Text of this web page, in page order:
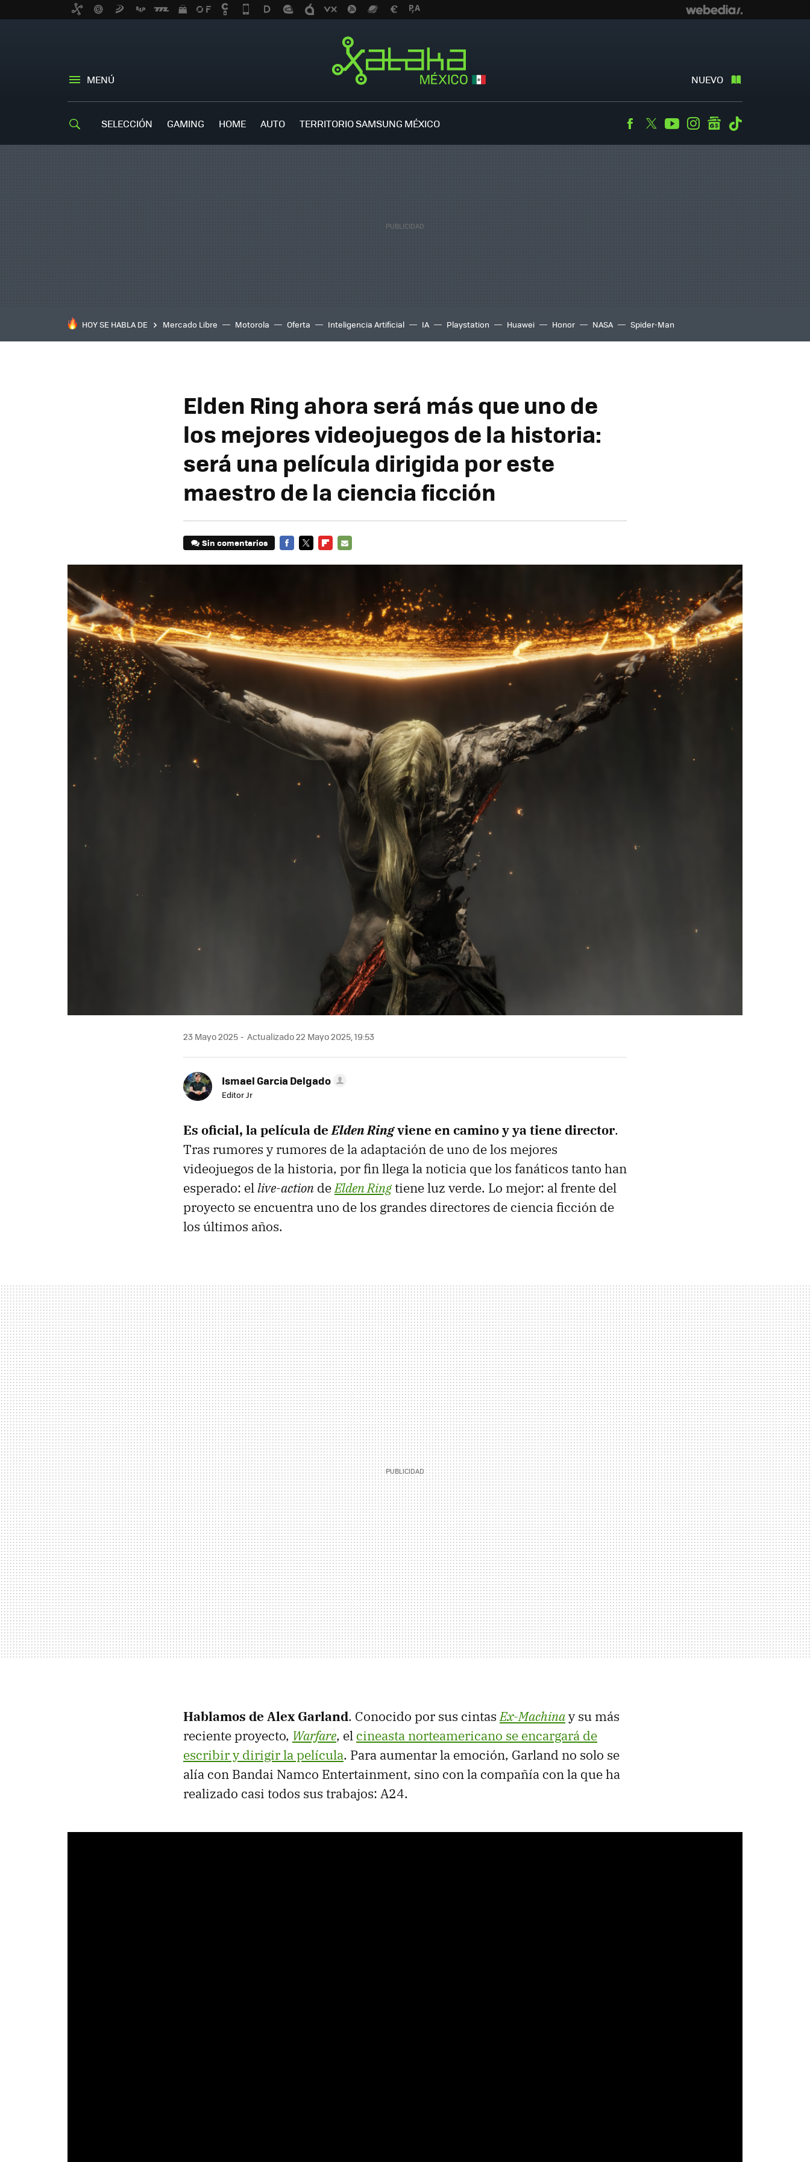
MENÚ NUEVO
SELECCIÓN GAMING HOME AUTO TERRITORIO SAMSUNG MÉXICO Facebook
TwitterYoutubeInstagramgooglenews
HOY SE HABLA DE Mercado Libre Motorola Oferta Inteligencia Artificial IA Playstation Huawei Honor NASA Spider-Man
Elden Ring ahora será más que uno de
los mejores videojuegos de la historia:
será una película dirigida por este
maestro de la ciencia ficción
Sin comentarios
23 Mayo 2025 Actualizado 22 Mayo 2025, 19:53
Ismael Garcia Delgado
Editor Jr
Es oficial, la película deElden Ringviene en camino y ya tiene director.
Tras rumores y rumores de la adaptación de uno de los mejores
videojuegos de la historia, por fin llega la noticia que los fanáticos tanto han
esperado: ellive-action deElden Ringtiene luz verde. Lo mejor: al frente del
proyecto se encuentra uno de los grandes directores de ciencia ficción de
los últimos años.
Hablamos de Alex Garland. Conocido por sus cintasEx-Machinay su más
reciente proyecto, Warfare, el cineasta norteamericano se encargará de
escribir y dirigir la película. Para aumentar la emoción, Garland no solo se
alía con Bandai Namco Entertainment, sino con la compañía con la que ha
realizado casi todos sus trabajos: A24.